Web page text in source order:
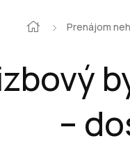
Prenájom
–